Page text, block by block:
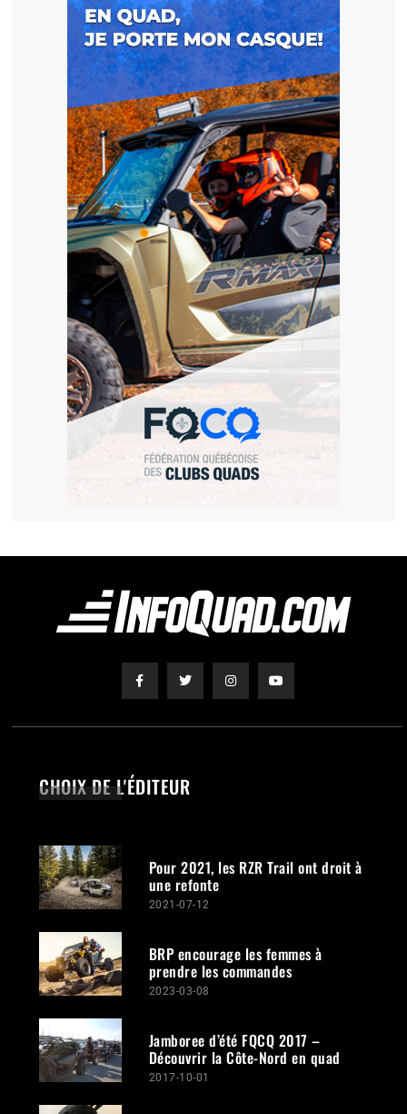
CHOIX DE L'ÉDITEUR
Pour 2021, les RZR Trail ont droit à
une refonte
2021-07-12
BRP encourage les femmes à
prendre les commandes
2023-03-08
Jamboree d’été FQCQ 2017 –
Découvrir la Côte-Nord en quad
2017-10-01